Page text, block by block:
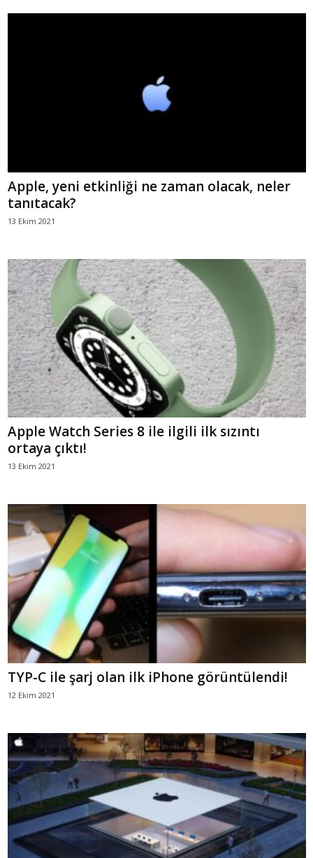
Apple, yeni etkinliği ne zaman olacak, neler
tanıtacak?
13 Ekim 2021
Apple Watch Series 8 ile ilgili ilk sızıntı
ortaya çıktı!
13 Ekim 2021
TYP-C ile şarj olan ilk iPhone görüntülendi!
12 Ekim 2021